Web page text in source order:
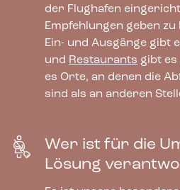
Bica Modell 622
Helles anthrazit
der Flughafen
Empfehlungen geben zu
Ein- und Ausgänge gibt
und Restaurants gibt es
es Orte, an denen die
sind als an anderen
Wer ist für die
Lösung